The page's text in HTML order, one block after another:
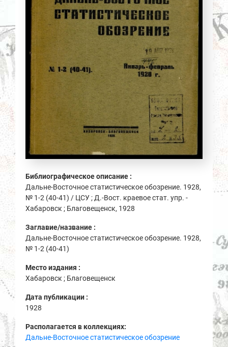
Библиографическое описание :
Дальне-Восточное статистическое обозрение. 1928,
№ 1-2 (40-41) / ЦСУ ; Д.-Вост. краевое стат. упр. -
Хабаровск ; Благовещенск, 1928
Заглавие/название :
Дальне-Восточное статистическое обозрение. 1928,
№ 1-2 (40-41)
Место издания :
Хабаровск ; Благовещенск
Дата публикации :
1928
Располагается в коллекциях:
Дальне-Восточное статистическое обозрение